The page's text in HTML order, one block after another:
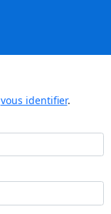
vous identifier.